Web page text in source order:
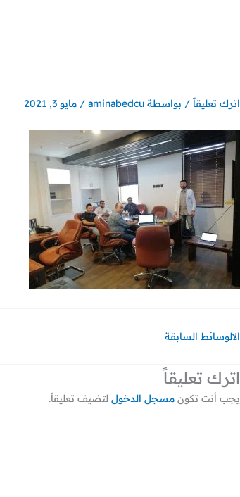
اترك تعليقاً / بواسطة aminabedcu
/مايو 3, 2021
الالوسائط السابقة
اترك تعليقاً
يجب أنت تكونمسجل الدخول لتضيف تعليقاً.